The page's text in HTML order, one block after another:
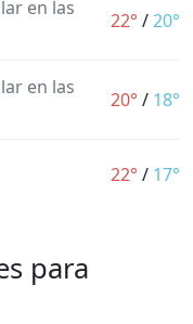
en las
22° /20°
en las
20° / 18°
22° / 17°
para